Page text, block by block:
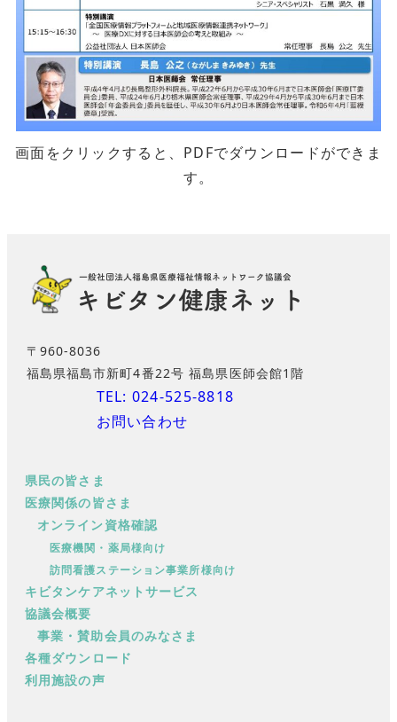
画面をクリックすると、PDFでダウンロードができま
す。
〒960-8036
福島県福島市新町4番22号 福島県医師会館1階
TEL: 024-525-8818
お問い合わせ
県民の皆さま
医療関係の皆さま
オンライン資格確認
医療機関・薬局様向け
訪問看護ステーション事業所様向け
キビタンケアネットサービス
協議会概要
事業・賛助会員のみなさま
各種ダウンロード
利用施設の声